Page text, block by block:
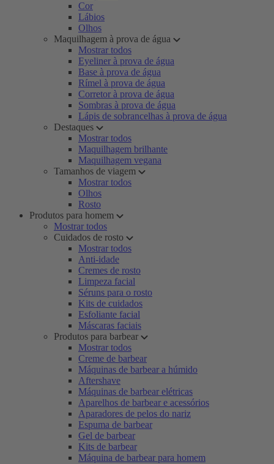
Cor
Lábios
Olhos
Maquilhagem à prova de água
Mostrar todos
Eyeliner à prova de água
Base à prova de água
Rímel à prova de água
Corretor à prova de água
Sombras à prova de água
Lápis de sobrancelhas à prova de água
Destaques
Mostrar todos
Maquilhagem brilhante
Maquilhagem vegana
Tamanhos de viagem
Mostrar todos
Olhos
Rosto
Produtos para homem
Mostrar todos
Cuidados de rosto
Mostrar todos
Anti-idade
Cremes de rosto
Limpeza facial
Séruns para o rosto
Kits de cuidados
Esfoliante facial
Máscaras faciais
Produtos para barbear
Mostrar todos
Creme de barbear
Máquinas de barbear a húmido
Aftershave
Máquinas de barbear elétricas
Aparelhos de barbear e acessórios
Aparadores de pelos do nariz
Espuma de barbear
Gel de barbear
Kits de barbear
Máquina de barbear para homem